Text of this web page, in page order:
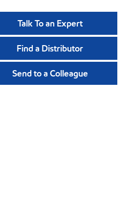
Talk To an Expert
Find a Distributor
Send to a Colleague